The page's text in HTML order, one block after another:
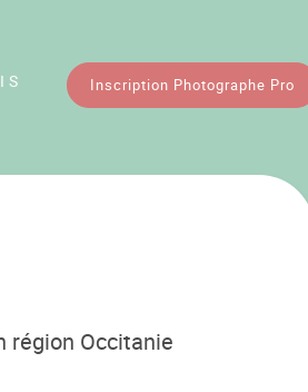
Inscription Photographe Pro
région Occitanie